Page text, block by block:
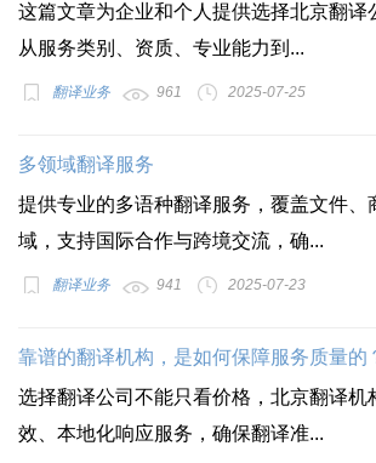
这篇文章为企业和个人提供选择北京翻译
从服务类别、资质、专业能力到...
翻译业务 961 2025-07-25
多领域翻译服务
提供专业的多语种翻译服务，覆盖文件、
域，支持国际合作与跨境交流，确...
翻译业务 941 2025-07-23
靠谱的翻译机构，是如何保障服务质量的
选择翻译公司不能只看价格，北京翻译机
效、本地化响应服务，确保翻译准...